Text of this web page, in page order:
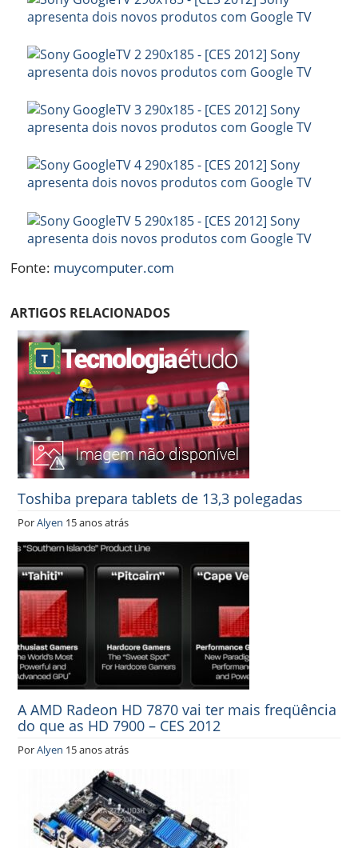
Fonte: muycomputer.com
ARTIGOS RELACIONADOS
Toshiba prepara tablets de 13,3 polegadas
PorAlyen 15 anos atrás
A AMD Radeon HD 7870 vai ter mais freqüência
do que as HD 7900 – CES 2012
PorAlyen 15 anos atrás